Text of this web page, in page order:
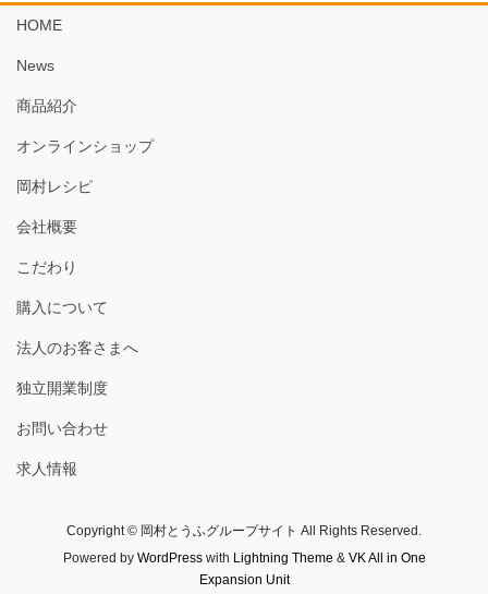
HOME
News
商品紹介
オンラインショップ
岡村レシピ
会社概要
こだわり
購入について
法人のお客さまへ
独立開業制度
お問い合わせ
求人情報
Copyright © 岡村とうふグループサイト All Rights Reserved.
Powered by WordPresswith Lightning Theme & VK All in One
Expansion Unit